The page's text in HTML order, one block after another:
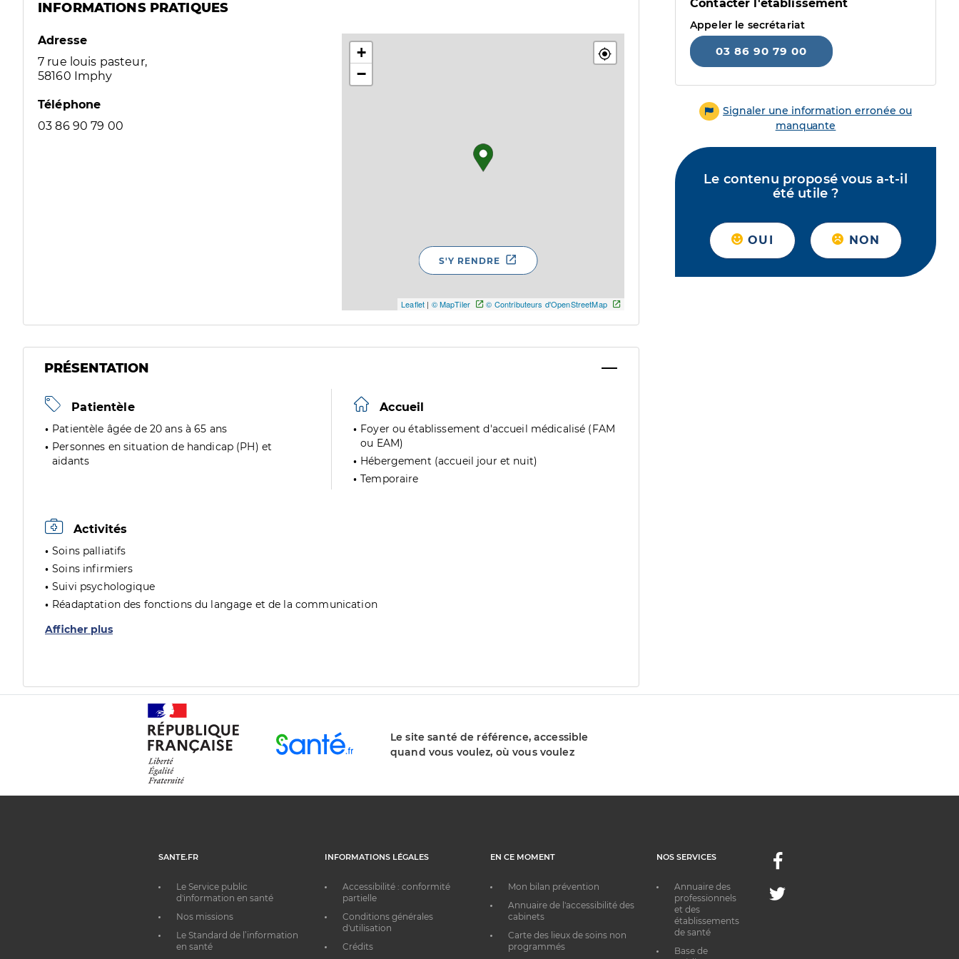
INFORMATIONS PRATIQUES
Adresse
7 rue louis pasteur,
58160 Imphy
Téléphone
03 86 90 79 00
+
−
Leaflet | © MapTiler © Contributeurs d'OpenStreetMap
S'Y RENDRE
PRÉSENTATION
Patientèle
Patientèle âgée de 20 ans à 65 ans
Personnes en situation de handicap (PH) et
aidants
Accueil
Foyer ou établissement d'accueil médicalisé (FAM
ou EAM)
Hébergement (accueil jour et nuit)
Temporaire
Activités
Soins palliatifs
Soins infirmiers
Suivi psychologique
Réadaptation des fonctions du langage et de la communication
Afficher plus
Contacter l'établissement
Appeler le secrétariat
03 86 90 79 00
Signaler une information erronée ou
manquante
Le contenu proposé vous a-t-il
été utile ?
OUI NON
Le site santé de référence, accessible
quand vous voulez, où vous voulez
SANTE.FR
Le Service public
d'information en santé
Nos missions
Le Standard de l’information
en santé
INFORMATIONS LÉGALES
Accessibilité : conformité
partielle
Conditions générales
d'utilisation
Crédits
EN CE MOMENT
Mon bilan prévention
Annuaire de l'accessibilité des
cabinets
Carte des lieux de soins non
programmés
NOS SERVICES
Annuaire des
professionnels
et des
établissements
de santé
Base de
Facebook
Twitter